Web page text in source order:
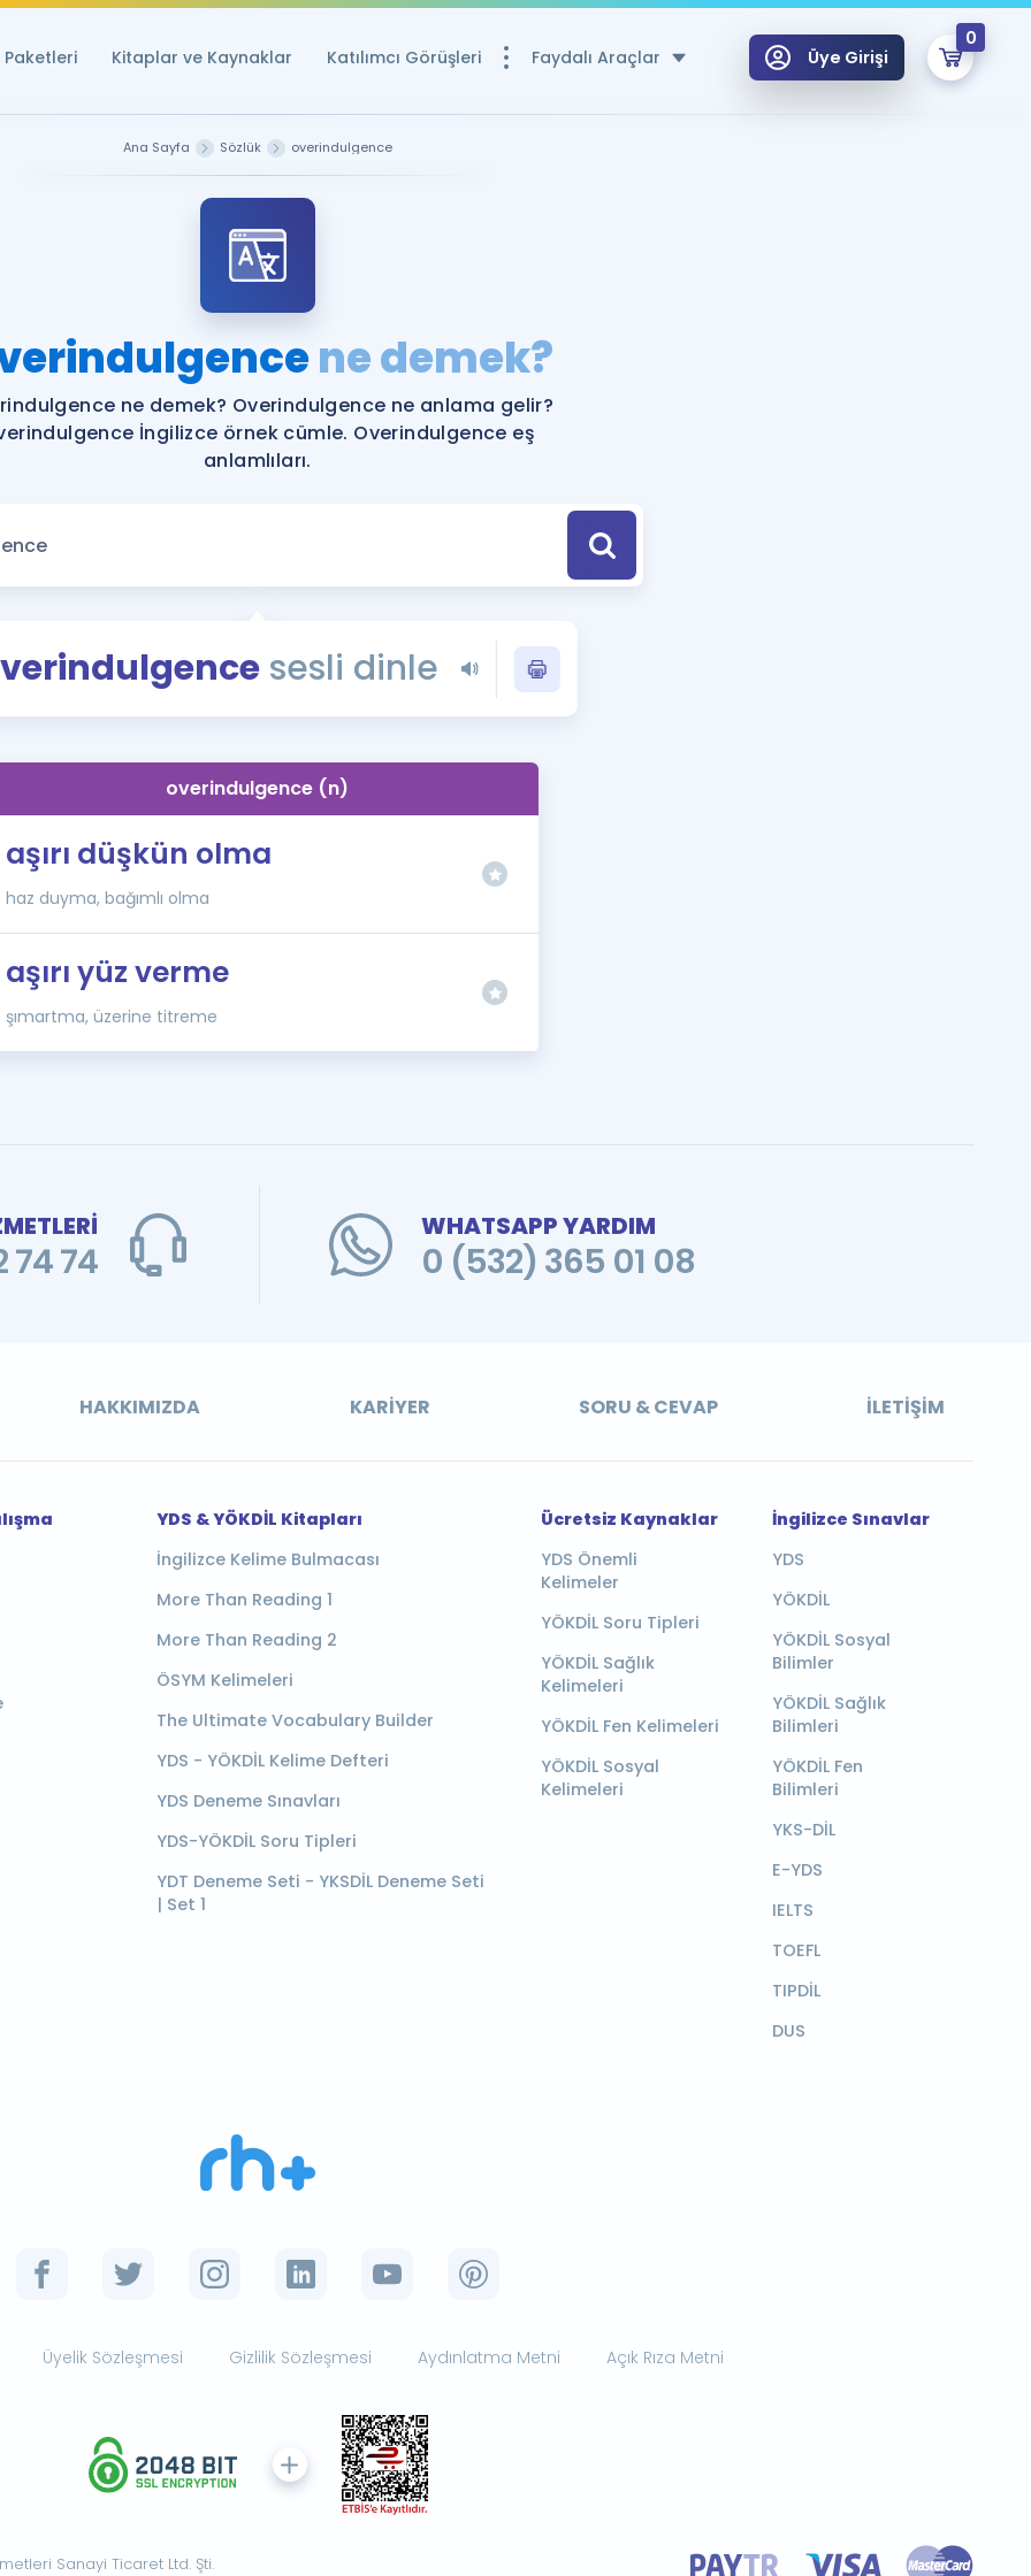
Paketleri Kitaplar ve Kaynaklar Katılımcı Görüşleri Faydalı Araçlar
Ücretsiz Kaynaklar
YDS ve YÖKDİL için Ücretsiz Kaynaklar
YDS ve YÖKDİL Puan Hesaplama Aracı
YDS ve YÖKDİL'e Hazırlananlar için Öneriler
Eğitim ve Kitaplara Özel Fırsatlar
YDS - YÖKDİL Tüm Sınavlarla İlgili Haberler
İngilizce Gramer
İngilizce Gramer ve Konu Anlatımı
Üye Girişi
0
Remzi Hoca ile seni sınava hazırlayacak onlarca eğitim seni bekliyor!
Ana Sayfa Sözlük overindulgence
ne demek?
ne demek? Overindulgence ne anlama gelir?
İngilizce örnek cümle. Overindulgence eş
anlamlıları.
sesli dinle
overindulgence (n)
aşırı düşkün olma
haz duyma, bağımlı olma
aşırı yüz verme
şımartma, üzerine titreme
74
WHATSAPP YARDIM
0 (532) 365 01 08
HAKKIMIZDA KARIYER SORU & CEVAP İLETIŞIM
YDS & YÖKDİL Kitapları
İngilizce Kelime Bulmacası
More Than Reading 1
More Than Reading 2
ÖSYM Kelimeleri
The Ultimate Vocabulary Builder
YDS - YÖKDİL Kelime Defteri
YDS Deneme Sınavları
YDS-YÖKDİL Soru Tipleri
YDT Deneme Seti - YKSDİL Deneme Seti
| Set 1
Ücretsiz Kaynaklar
YDS Önemli
Kelimeler
YÖKDİL Soru Tipleri
YÖKDİL Sağlık
Kelimeleri
YÖKDİL Fen Kelimeleri
YÖKDİL Sosyal
Kelimeleri
İngilizce Sınavlar
YDS
YÖKDİL
YÖKDİL Sosyal
Bilimler
YÖKDİL Sağlık
Bilimleri
YÖKDİL Fen
Bilimleri
YKS-DİL
E-YDS
IELTS
TOEFL
TIPDİL
DUS
Üyelik Sözleşmesi Gizlilik Sözleşmesi Aydınlatma Metni Açık Rıza Metni
Sanayi Ticaret Ltd. Şti.